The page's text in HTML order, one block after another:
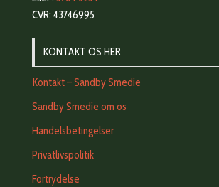
CVR: 43746995
KONTAKT OS HER
Kontakt – Sandby Smedie
Sandby Smedie om os
Handelsbetingelser
Privatlivspolitik
Fortrydelse